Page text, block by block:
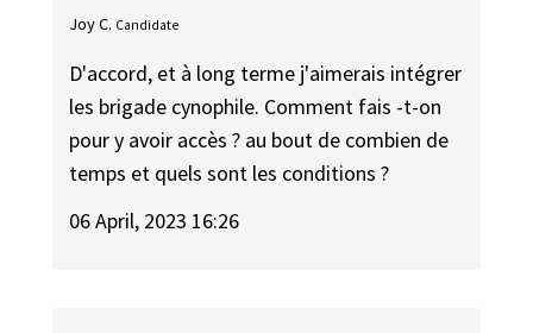
Joy C. Candidate
D'accord, et à long terme j'aimerais intégrer
les brigade cynophile. Comment fais -t-on
pour y avoir accès ? au bout de combien de
temps et quels sont les conditions ?
06 April, 2023 16:26